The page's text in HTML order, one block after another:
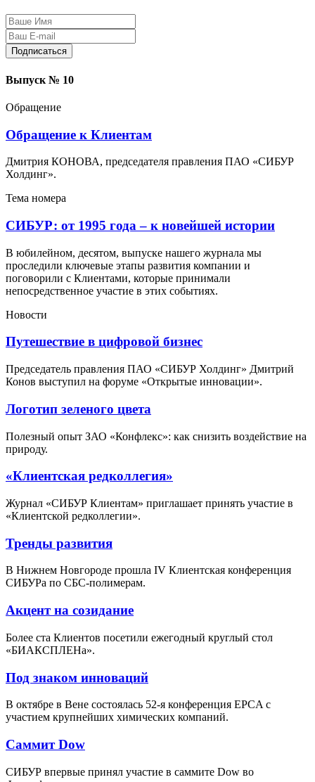
Выпуск № 10
Обращение
Обращение к Клиентам
Дмитрия КОНОВА, председателя правления ПАО «СИБУР
Холдинг».
Тема номера
СИБУР: от 1995 года – к новейшей истории
В юбилейном, десятом, выпуске нашего журнала мы
проследили ключевые этапы развития компании и
поговорили с Клиентами, которые принимали
непосредственное участие в этих событиях.
Новости
Путешествие в цифровой бизнес
Председатель правления ПАО «СИБУР Холдинг» Дмитрий
Конов выступил на форуме «Открытые инновации».
Логотип зеленого цвета
Полезный опыт ЗАО «Конфлекс»: как снизить воздействие на
природу.
«Клиентская редколлегия»
Журнал «СИБУР Клиентам» приглашает принять участие в
«Клиентской редколлегии».
Тренды развития
В Нижнем Новгороде прошла IV Клиентская конференция
СИБУРа по СБС-полимерам.
Акцент на созидание
Более ста Клиентов посетили ежегодный круглый стол
«БИАКСПЛЕНа».
Под знаком инноваций
В октябре в Вене состоялась 52-я конференция EPCA с
участием крупнейших химических компаний.
Саммит Dow
СИБУР впервые принял участие в саммите Dow во